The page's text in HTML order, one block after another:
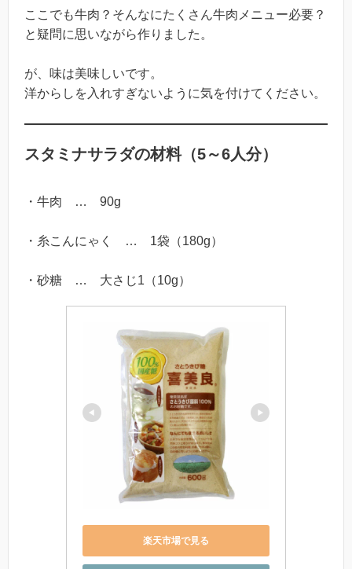
ここでも牛肉？そんなにたくさん牛肉メニュー必要？
と疑問に思いながら作りました。
が、味は美味しいです。
洋からしを入れすぎないように気を付けてください。
スタミナサラダの材料（5～6人分）
・牛肉 … 90g
・糸こんにゃく … 1袋（180g）
・砂糖 … 大さじ1（10g）
楽天市場で見る